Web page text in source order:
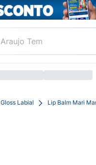
Gloss Labial Lip Balm Mari